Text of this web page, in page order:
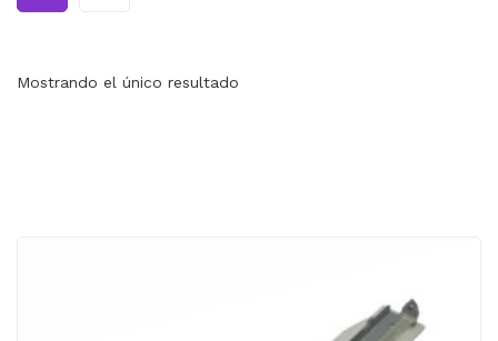
MI CUENTA
Mostrando el único resultado